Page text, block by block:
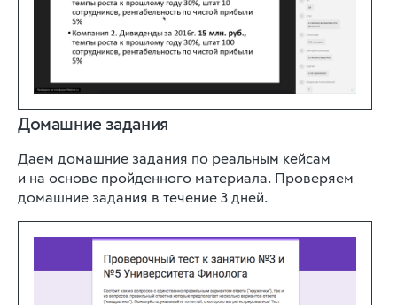
Домашние задания
Даем домашние задания по реальным кейсам
и на основе пройденного материала. Проверяем
домашние задания в течение 3 дней.